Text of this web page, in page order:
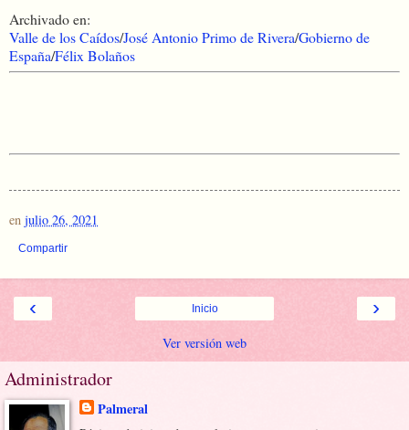
Archivado en:
Valle de los Caídos/José Antonio Primo de Rivera/Gobierno de
España/Félix Bolaños
en julio 26, 2021
Compartir
‹ ›
Inicio
Ver versión web
Administrador
Palmeral